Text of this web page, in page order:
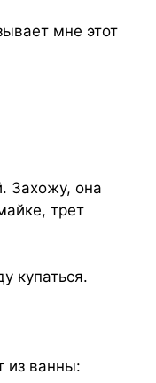
мне этот
Захожу, она
трет
купаться.
из ванны: